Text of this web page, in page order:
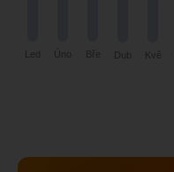
Led Úno Bře Dub Kvě